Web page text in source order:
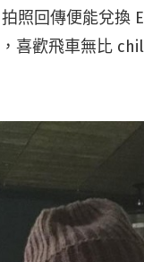
照回傳便能兌換
喜歡飛車無比